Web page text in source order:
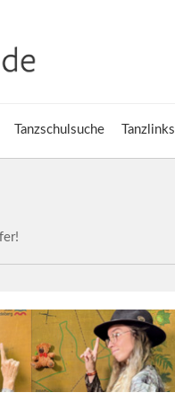
Tanzschulsuche Tanzlinks